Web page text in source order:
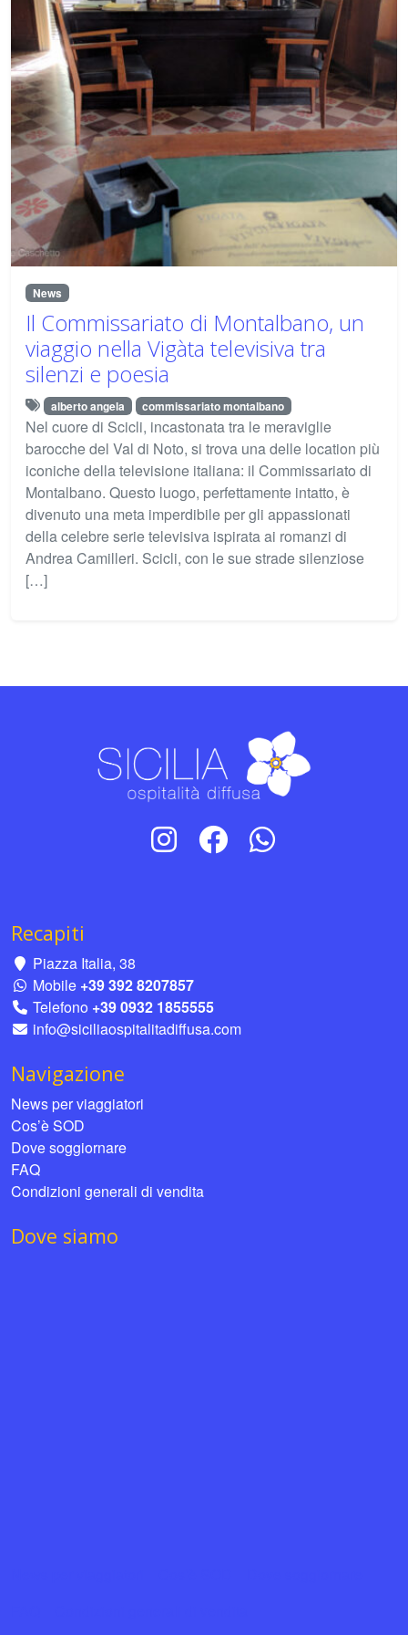
News
Il Commissariato di Montalbano, un
viaggio nella Vigàta televisiva tra
silenzi e poesia
alberto angela commissariato montalbano
Nel cuore di Scicli, incastonata tra le meraviglie
barocche del Val di Noto, si trova una delle location più
iconiche della televisione italiana: il Commissariato di
Montalbano. Questo luogo, perfettamente intatto, è
divenuto una meta imperdibile per gli appassionati
della celebre serie televisiva ispirata ai romanzi di
Andrea Camilleri. Scicli, con le sue strade silenziose
[…]
Recapiti
Piazza Italia, 38
Mobile +39 392 8207857
Telefono +39 0932 1855555
info@siciliaospitalitadiffusa.com
Navigazione
News per viaggiatori
Cos’è SOD
Dove soggiornare
FAQ
Condizioni generali di vendita
Dove siamo